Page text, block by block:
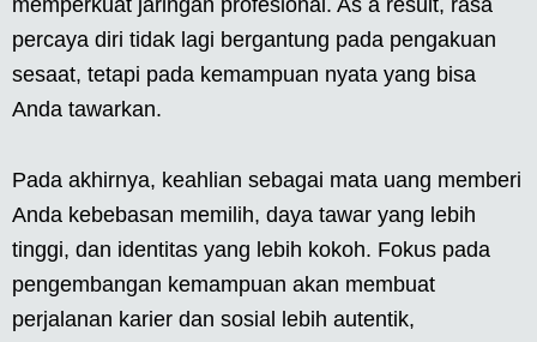
memperkuat jaringan profesional. As a result, rasa
percaya diri tidak lagi bergantung pada pengakuan
sesaat, tetapi pada kemampuan nyata yang bisa
Anda tawarkan.
Pada akhirnya, keahlian sebagai mata uang memberi
Anda kebebasan memilih, daya tawar yang lebih
tinggi, dan identitas yang lebih kokoh. Fokus pada
pengembangan kemampuan akan membuat
perjalanan karier dan sosial lebih autentik,